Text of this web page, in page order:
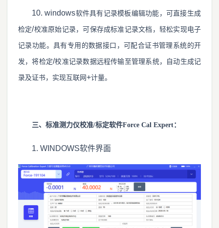
10. windows软件具有记录模板编辑功能，可直接生成
检定/校准原始记录，可保存成标准记录文档，轻松实现电子
记录功能。具有专用的数据接口，可配合证书管理系统的开
发，将检定/校准记录数据远程传输至管理系统，自动生成记
录及证书，实现互联网 +计量。
三、标准测力仪校准/标定软件Force Cal Expert：
1. WINDOWS软件界面